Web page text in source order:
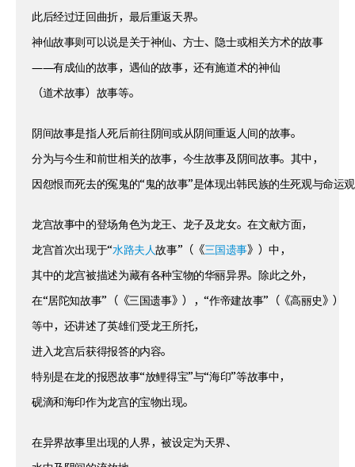
此后经过迂回曲折，最后重返天界。
神仙故事则可以说是关于神仙、方士、隐士或相关方术的故事
——有成仙的故事，遇仙的故事，还有施道术的神仙
（道术故事）故事等。
阴间故事是指人死后前往阴间或从阴间重返人间的故事。
分为与今生和前世相关的故事，今生故事及阴间故事。其中，
因怨恨而死去的冤鬼的“鬼的故事”是体现出韩民族的生死观与命运
龙宫故事中的登场角色为龙王、龙子及龙女。在文献方面，
龙宫首次出现于“水路夫人故事”（《三国遗事》）中，
其中的龙宫被描述为藏有各种宝物的华丽异界。除此之外，
在“居陀知故事”（《三国遗事》），“作帝建故事”（《高丽史》）
等中，还讲述了英雄们受龙王所托，
进入龙宫后获得报答的内容。
特别是在龙的报恩故事“放鲤得宝”与“海印”等故事中，
砚滴和海印作为龙宫的宝物出现。
在异界故事里出现的人界，被设定为天界、